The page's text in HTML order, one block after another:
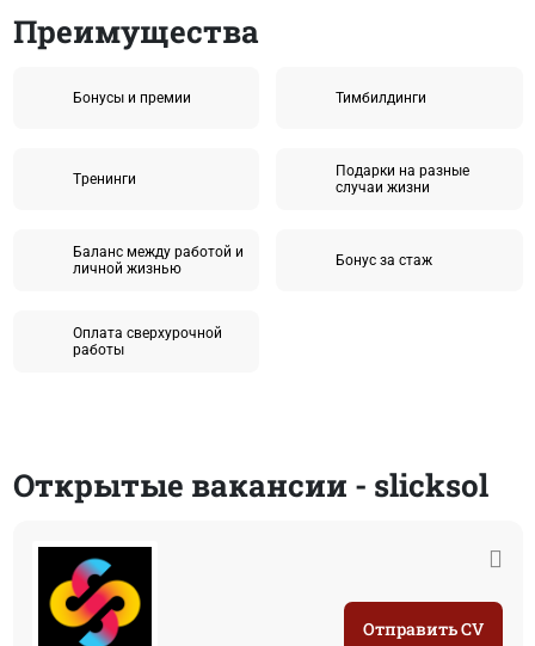
Преимущества
Бонусы и премии Тимбилдинги
Tренинги
Подарки на разные
случаи жизни
Баланс между работой и
личной жизнью
Бонус за стаж
Оплата сверхурочной
работы
Открытые вакансии - slicksol
Отправить CV